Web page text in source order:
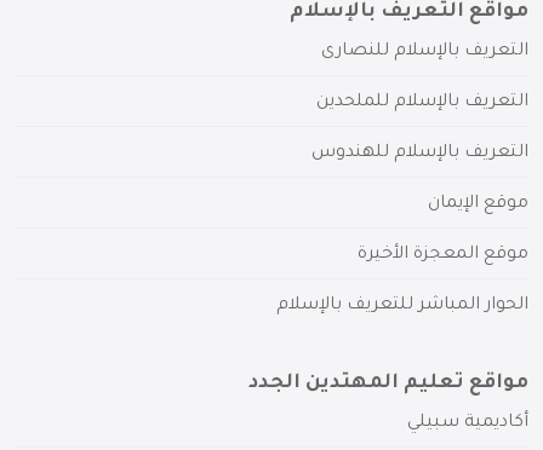
مواقع التعريف بالإسلام
التعريف بالإسلام للنصارى
التعريف بالإسلام للملحدين
التعريف بالإسلام للهندوس
موقع الإيمان
موقع المعجزة الأخيرة
الحوار المباشر للتعريف بالإسلام
مواقع تعليم المهتدين الجدد
أكاديمية سبيلي